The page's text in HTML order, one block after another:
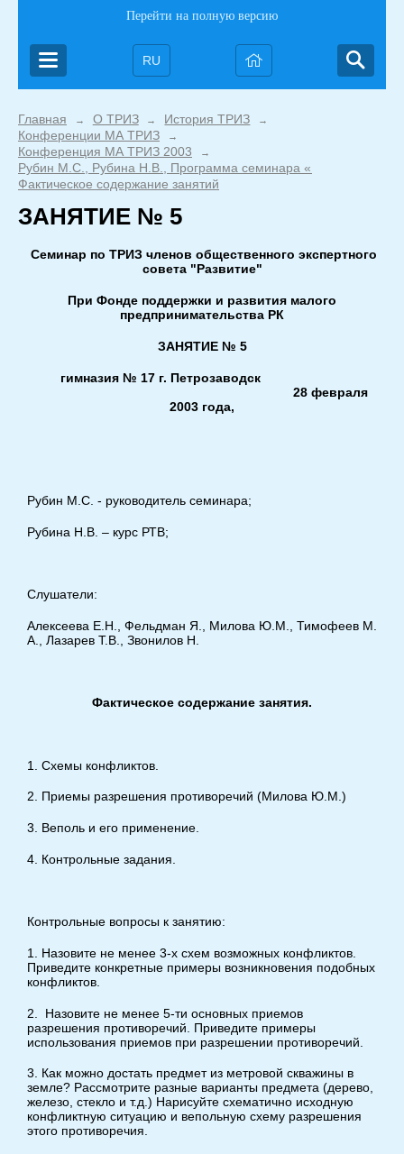
Перейти на полную версию
RU
Главная → О ТРИЗ → История ТРИЗ →
Конференции МА ТРИЗ →
Конференция МА ТРИЗ 2003 →
Рубин М.С., Рубина Н.В., Программа семинара «Введение в
Фактическое содержание занятий
ЗАНЯТИЕ № 5
Семинар по ТРИЗ членов общественного экспертного
совета "Развитие"
При Фонде поддержки и развития малого
предпринимательства РК
ЗАНЯТИЕ № 5
гимназия № 17 г. Петрозаводск
28 февраля
2003 года,
Рубин М.С. - руководитель семинара;
Рубина Н.В. – курс РТВ;
Слушатели:
Алексеева Е.Н., Фельдман Я., Милова Ю.М., Тимофеев М.
А., Лазарев Т.В., Звонилов Н.
Фактическое содержание занятия.
1. Схемы конфликтов.
2. Приемы разрешения противоречий (Милова Ю.М.)
3. Веполь и его применение.
4. Контрольные задания.
Контрольные вопросы к занятию:
1. Назовите не менее 3-х схем возможных конфликтов.
Приведите конкретные примеры возникновения подобных
конфликтов.
2. Назовите не менее 5-ти основных приемов
разрешения противоречий. Приведите примеры
использования приемов при разрешении противоречий.
3. Как можно достать предмет из метровой скважины в
земле? Рассмотрите разные варианты предмета (дерево,
железо, стекло и т.д.) Нарисуйте схематично исходную
конфликтную ситуацию и вепольную схему разрешения
этого противоречия.